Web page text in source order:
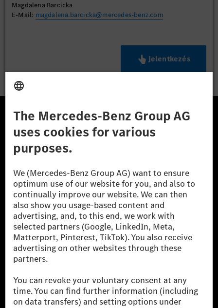
Magdalena Barcicka
E-Mail: magdalena.barcicka@mercedes-benz.com
Jelentkezés
A Mercedes-Benz Csoport
A Mercedes-Benz Group AG (korábbi Daimler AG) a
Mercedes-Benz AG-val együtt a prémium és
luxusautók, valamint kishaszonjárművek vezető
globális szállítói vagyunk. A Mercedes-Benz Mobility
AG finanszírozást, lízinget, autó előfizetést és
autókölcsönzést, flottakezelést, digitális
szolgáltatásokat a töltéshez és fizetéshez,
biztosításközvetítést, valamint innovatív mobilitási
szolgáltatásokat kínál.